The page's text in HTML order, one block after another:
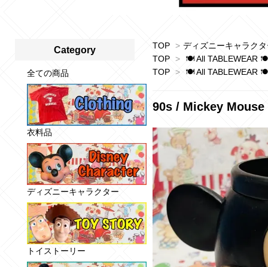
TOP > ディズニーキャラク
TOP >
🍽 All TABLEWEAR
TOP > 🍽 All TABLEWEAR
90s / Mickey Mouse
Category
全ての商品
衣料品
ディズニーキャラクター
トイストーリー